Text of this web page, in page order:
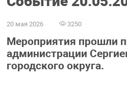
20 мая 2026 3250
Мероприятия прошли
администрации
городского округа.